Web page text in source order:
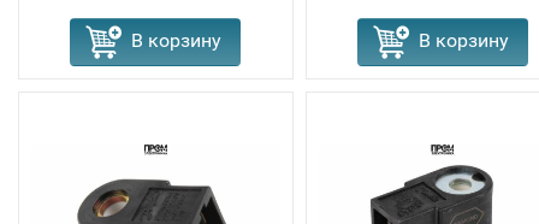
В корзину В корзину